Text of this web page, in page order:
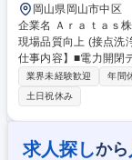
岡山県岡山市中区
企業名 Ａｒａｔａｓ株式会社 求人名 【旧オムロン電子
現場品質向上 (接点洗浄工法) 仕事の内容 【担っていた
仕事内容】■電力開閉
加工、溶接・接合、樹脂成形、
善・自動化・標準化
法の試作評価および
生産技術展開 ■工法開
集職種 【旧オムロン
業界未経験歓迎 年間
土日祝休み
求人探しから